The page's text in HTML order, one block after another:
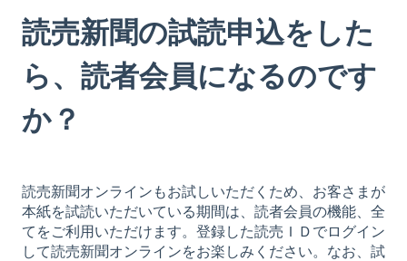
読売新聞の試読申込をした
ら、読者会員になるのです
か？
読売新聞オンラインもお試しいただくため、お客さまが
本紙を試読いただいている期間は、読者会員の機能、全
てをご利用いただけます。登録した読売ＩＤでログイン
して読売新聞オンラインをお楽しみください。なお、試